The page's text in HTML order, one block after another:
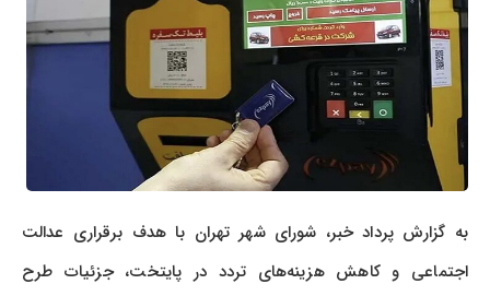
به گزارش پرداد خبر، شورای شهر تهران با هدف برقراری عدالت
اجتماعی و کاهش هزینه‌های تردد در پایتخت، جزئیات طرح